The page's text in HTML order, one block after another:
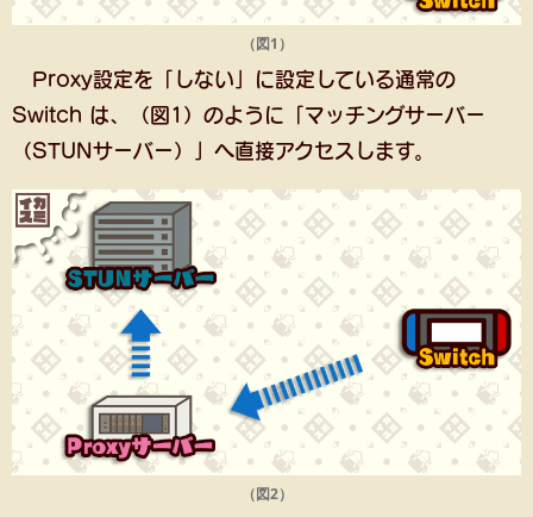
（図1）
Proxy設定を「しない」に設定している通常の
Switch は、（図1）のように「マッチングサーバー
（STUNサーバー）」へ直接アクセスします。
（図2）